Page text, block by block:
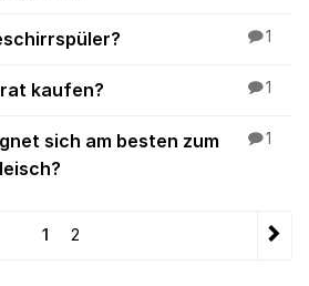
1
kaufen? 1
sich am besten zum
1
1 2